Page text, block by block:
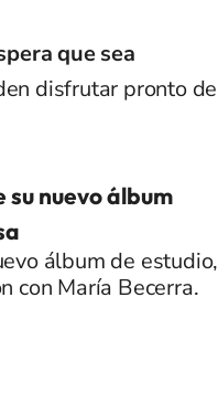
que sea
disfrutar pronto de
nuevo álbum
álbum de estudio,
con María Becerra.